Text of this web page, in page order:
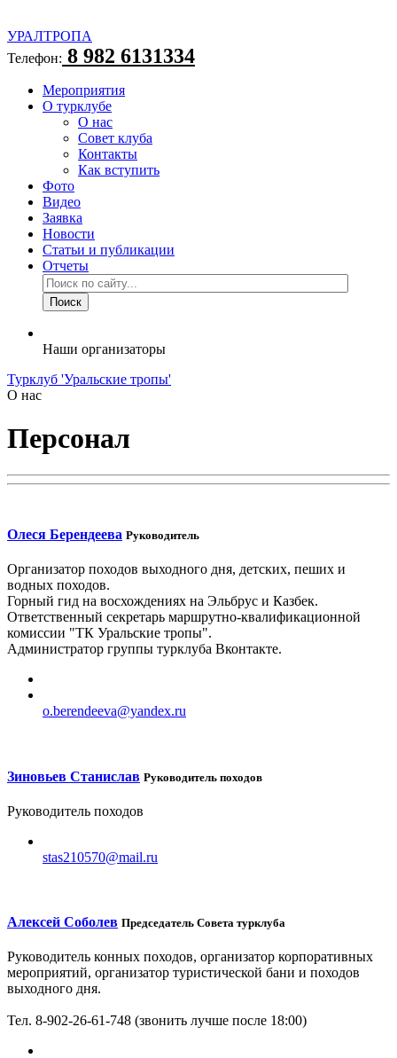
УРАЛТРОПА
Телефон: 8 982 6131334
Мероприятия
О турклубе
О нас
Совет клуба
Контакты
Как вступить
Фото
Видео
Заявка
Новости
Статьи и публикации
Отчеты
Наши организаторы
Турклуб 'Уральские тропы'
О нас
Персонал
Олеся Берендеева Руководитель
Организатор походов выходного дня, детских, пеших и
водных походов.
Горный гид на восхождениях на Эльбрус и Казбек.
Ответственный секретарь маршрутно-квалификационной
комиссии "ТК Уральские тропы".
Администратор группы турклуба Вконтакте.
o.berendeeva@yandex.ru
Зиновьев Станислав Руководитель походов
Руководитель походов
stas210570@mail.ru
Алексей Соболев Председатель Совета турклуба
Руководитель конных походов, организатор корпоративных
мероприятий, организатор туристической бани и походов
выходного дня.
Тел. 8-902-26-61-748 (звонить лучше после 18:00)